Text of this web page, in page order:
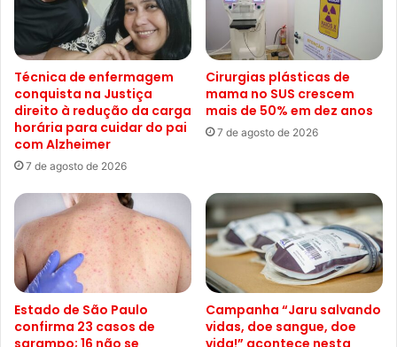
Técnica de enfermagem
conquista na Justiça
direito à redução da carga
horária para cuidar do pai
com Alzheimer
7 de agosto de 2026
Cirurgias plásticas de
mama no SUS crescem
mais de 50% em dez anos
7 de agosto de 2026
Estado de São Paulo
confirma 23 casos de
sarampo; 16 não se
Campanha “Jaru salvando
vidas, doe sangue, doe
vida!” acontece nesta